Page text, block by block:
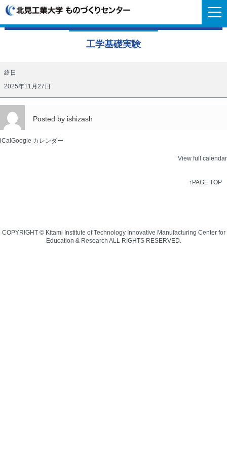
工学基礎実験
工
験
終日
2025年11月27日
Posted by ishizash
iCal Google カレンダー
View full calendar
↑PAGE TOP
COPYRIGHT © Kitami Institute of Technology Innovative Manufacturing Center for
Education & Research ALL RIGHTS RESERVED.